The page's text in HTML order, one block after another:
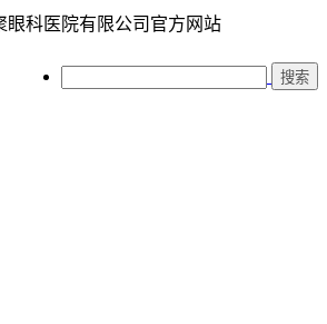
眼科医院有限公司官方网站
搜索